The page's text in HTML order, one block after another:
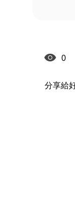
0
分享給